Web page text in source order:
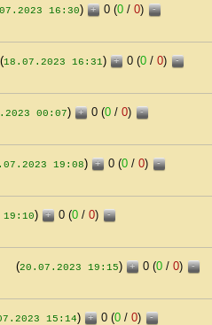
16:30) + 0 (0/ 0) -
18.07.2023 16:31) + 0 (0/ 0) -
00:07) + 0 (0/ 0) -
19:08) + 0 (0/ 0) -
19:10) + 0 (0/ 0) -
(20.07.2023 19:15) + 0 (0/ 0) -
15:14) + 0 (0/ 0) -